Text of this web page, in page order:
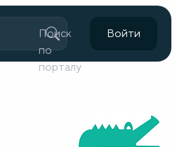
Поиск
по
порталу
Войти